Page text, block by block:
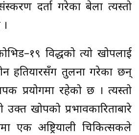
दर्ता गरेका बेला त्यस्तो
विरुद्धको त्यो खोपलाई
हतियारसँग तुलना गरेका छन्
प्रयोगमा रहेको छ । त्यस्तो
उक्त खोपको प्रभावकारिताबारे
एक अष्ट्रियाली चिकित्सकले